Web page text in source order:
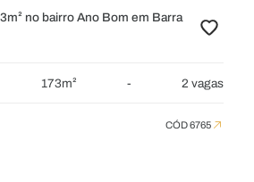
no bairro Ano Bom em Barra
173m² - 2 vagas
CÓD 6765